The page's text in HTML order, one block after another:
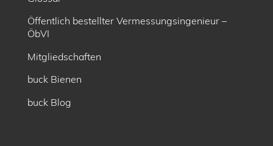
Öffentlich bestellter Vermessungsingenieur –
ÖbVI
Mitgliedschaften
buck Bienen
buck Blog